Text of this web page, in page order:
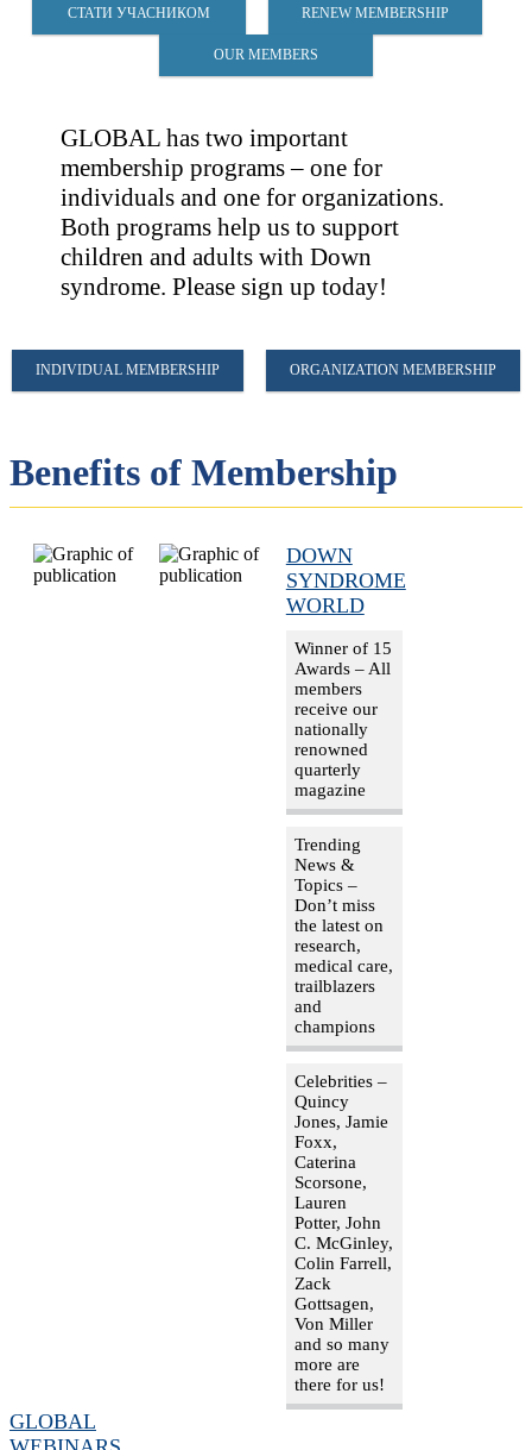
СТАТИ УЧАСНИКОМ RENEW MEMBERSHIP
OUR MEMBERS
GLOBAL has two important
membership programs – one for
individuals and one for organizations.
Both programs help us to support
children and adults with Down
syndrome. Please sign up today!
INDIVIDUAL MEMBERSHIP ORGANIZATION MEMBERSHIP
Benefits of Membership
DOWN
SYNDROME
WORLD
Winner of 15
Awards – All
members
receive our
nationally
renowned
quarterly
magazine
Trending
News &
Topics –
Don’t miss
the latest on
research,
medical care,
trailblazers
and
champions
Celebrities –
Quincy
Jones, Jamie
Foxx,
Caterina
Scorsone,
Lauren
Potter, John
C. McGinley,
Colin Farrell,
Zack
Gottsagen,
Von Miller
and so many
more are
there for us!
GLOBAL